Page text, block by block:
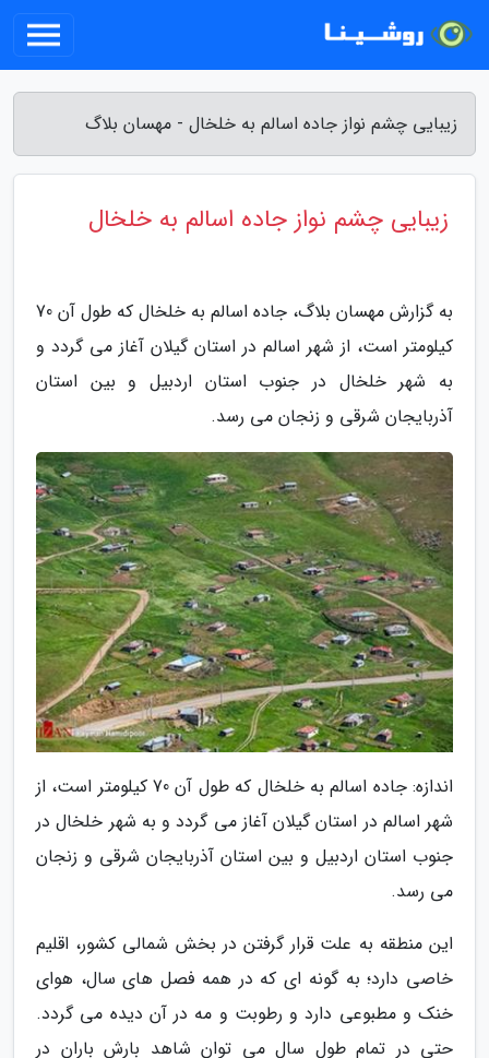
زیبایی چشم نواز جاده اسالم به خلخال - مهسان بلاگ
زیبایی چشم نواز جاده اسالم به خلخال
به گزارش مهسان بلاگ، جاده اسالم به خلخال که طول آن 70
کیلومتر است، از شهر اسالم در استان گیلان آغاز می گردد و
به شهر خلخال در جنوب استان اردبیل و بین استان
آذربایجان شرقی و زنجان می رسد.
اندازه: جاده اسالم به خلخال که طول آن 70 کیلومتر است، از
شهر اسالم در استان گیلان آغاز می گردد و به شهر خلخال در
جنوب استان اردبیل و بین استان آذربایجان شرقی و زنجان
می رسد.
این منطقه به علت قرار گرفتن در بخش شمالی کشور، اقلیم
خاصی دارد؛ به گونه ای که در همه فصل های سال، هوای
خنک و مطبوعی دارد و رطوبت و مه در آن دیده می گردد.
حتی در تمام طول سال می توان شاهد بارش باران در